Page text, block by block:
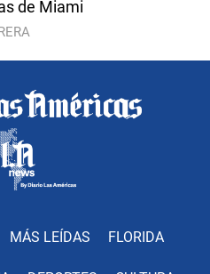
de Miami
MÁS LEÍDAS FLORIDA